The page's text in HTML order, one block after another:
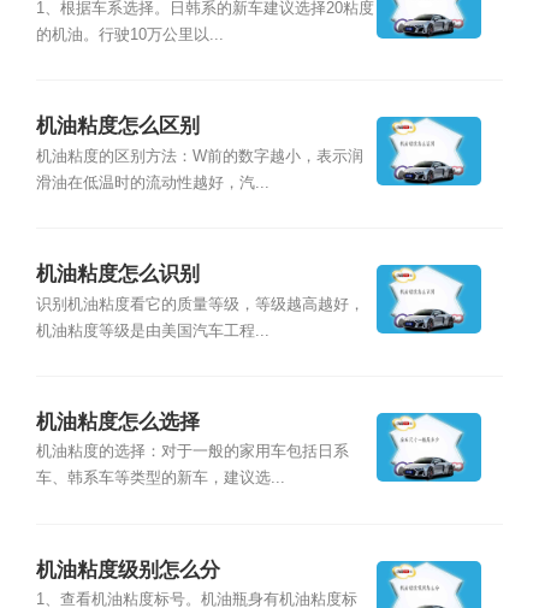
1、根据车系选择。日韩系的新车建议选择20粘度
的机油。行驶10万公里以...
机油粘度怎么区别
机油粘度的区别方法：W前的数字越小，表示润
滑油在低温时的流动性越好，汽...
机油粘度怎么识别
识别机油粘度看它的质量等级，等级越高越好，
机油粘度等级是由美国汽车工程...
机油粘度怎么选择
机油粘度的选择：对于一般的家用车包括日系
车、韩系车等类型的新车，建议选...
机油粘度级别怎么分
1、查看机油粘度标号。机油瓶身有机油粘度标